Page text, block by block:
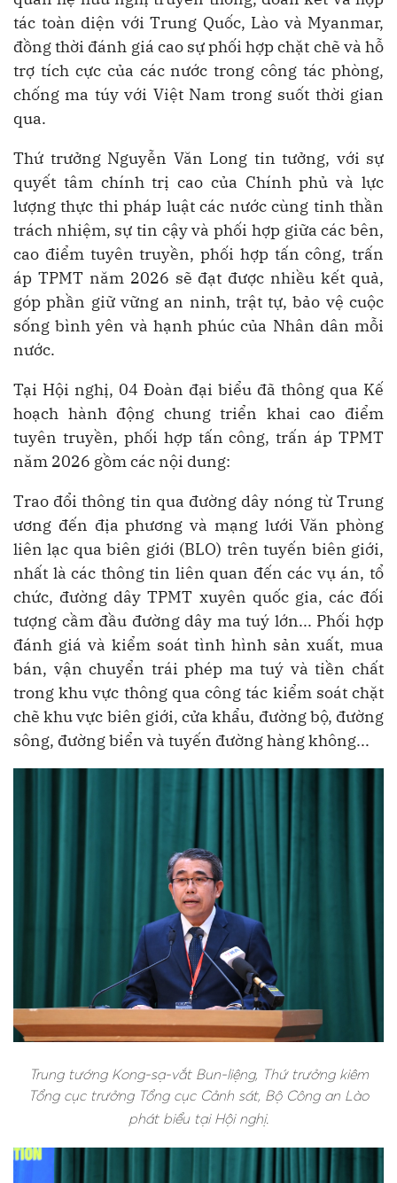
tác toàn diện với Trung Quốc, Lào và Myanmar,
đồng thời đánh giá cao sự phối hợp chặt chẽ và hỗ
trợ tích cực của các nước trong công tác phòng,
chống ma túy với Việt Nam trong suốt thời gian
qua.
Thứ trưởng Nguyễn Văn Long tin tưởng, với sự
quyết tâm chính trị cao của Chính phủ và lực
lượng thực thi pháp luật các nước cùng tinh thần
trách nhiệm, sự tin cậy và phối hợp giữa các bên,
cao điểm tuyên truyền, phối hợp tấn công, trấn
áp TPMT năm 2026 sẽ đạt được nhiều kết quả,
góp phần giữ vững an ninh, trật tự, bảo vệ cuộc
sống bình yên và hạnh phúc của Nhân dân mỗi
nước.
Tại Hội nghị, 04 Đoàn đại biểu đã thông qua Kế
hoạch hành động chung triển khai cao điểm
tuyên truyền, phối hợp tấn công, trấn áp TPMT
năm 2026 gồm các nội dung:
Trao đổi thông tin qua đường dây nóng từ Trung
ương đến địa phương và mạng lưới Văn phòng
liên lạc qua biên giới (BLO) trên tuyến biên giới,
nhất là các thông tin liên quan đến các vụ án, tổ
chức, đường dây TPMT xuyên quốc gia, các đối
tượng cầm đầu đường dây ma tuý lớn... Phối hợp
đánh giá và kiểm soát tình hình sản xuất, mua
bán, vận chuyển trái phép ma tuý và tiền chất
trong khu vực thông qua công tác kiểm soát chặt
chẽ khu vực biên giới, cửa khẩu, đường bộ, đường
sông, đường biển và tuyến đường hàng không...
Trung tướng Kong-sạ-vắt Bun-liệng, Thứ trưởng kiêm
Tổng cục trưởng Tổng cục Cảnh sát, Bộ Công an Lào
phát biểu tại Hội nghị.